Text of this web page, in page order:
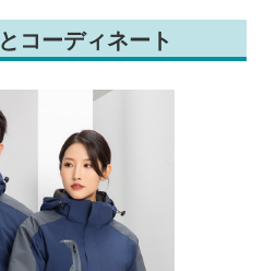
コーディネート